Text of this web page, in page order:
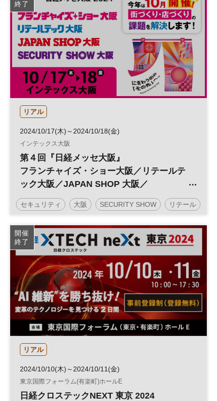
リスクマネジメント サイバー攻撃
日経メッセプレミアム・カンファレンス・シリーズ
日経プレミアム・カンファレンス・シリーズ
終了
リアル
2024/10/17(木)～2024/10/18(金)
インテックス大阪
第４回『日経メッセ大阪』
フランチャイズ・ショー大阪／リテールテ
ック大阪／JAPAN SHOP 大阪／
SECURITY SHOW 大阪
セキュリティ 大阪 SECURITY SHOW リテール
デザイン 働き方改革 投資 リテールテック
フランチャイズ JAPAN SHOP 展示会 DX
フランチャイズ・ショー 参加無料 企業経営
開催
終了
リアル
2024/10/10(木)～2024/10/11(金)
東京国際フォーラム(有楽町)ホールE
日経クロステックNEXT 東京 2024